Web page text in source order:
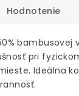
Hodnotenie
bambusovej
pri
Ideálna